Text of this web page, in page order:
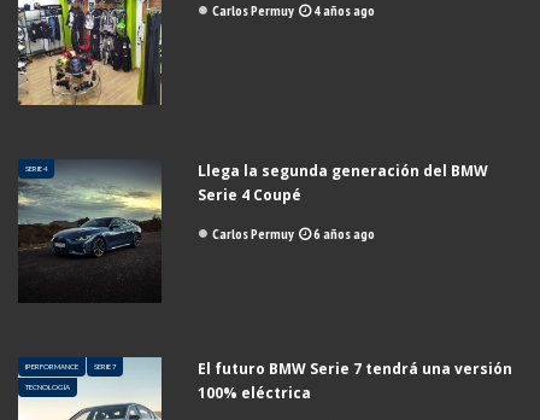
Carlos Permuy 4 años ago
SERIE 4
Llega la segunda generación del BMW
Serie 4 Coupé
Carlos Permuy 6 años ago
IPERFORMANCE SERIE 7
TECNOLOGÍA
El futuro BMW Serie 7 tendrá una versión
100% eléctrica